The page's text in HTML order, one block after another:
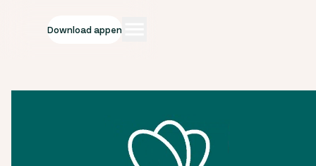
Download appen